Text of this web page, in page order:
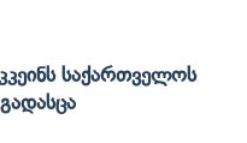
Საქართველოს